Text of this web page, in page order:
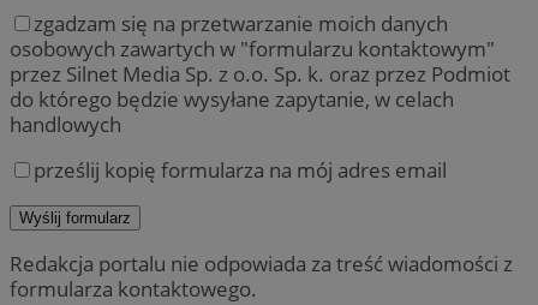
zgadzam się na przetwarzanie moich danych
osobowych zawartych w "formularzu kontaktowym"
przez Silnet Media Sp. z o.o. Sp. k. oraz przez Podmiot
do którego będzie wysyłane zapytanie, w celach
handlowych
prześlij kopię formularza na mój adres email
Redakcja portalu nie odpowiada za treść wiadomości z
formularza kontaktowego.